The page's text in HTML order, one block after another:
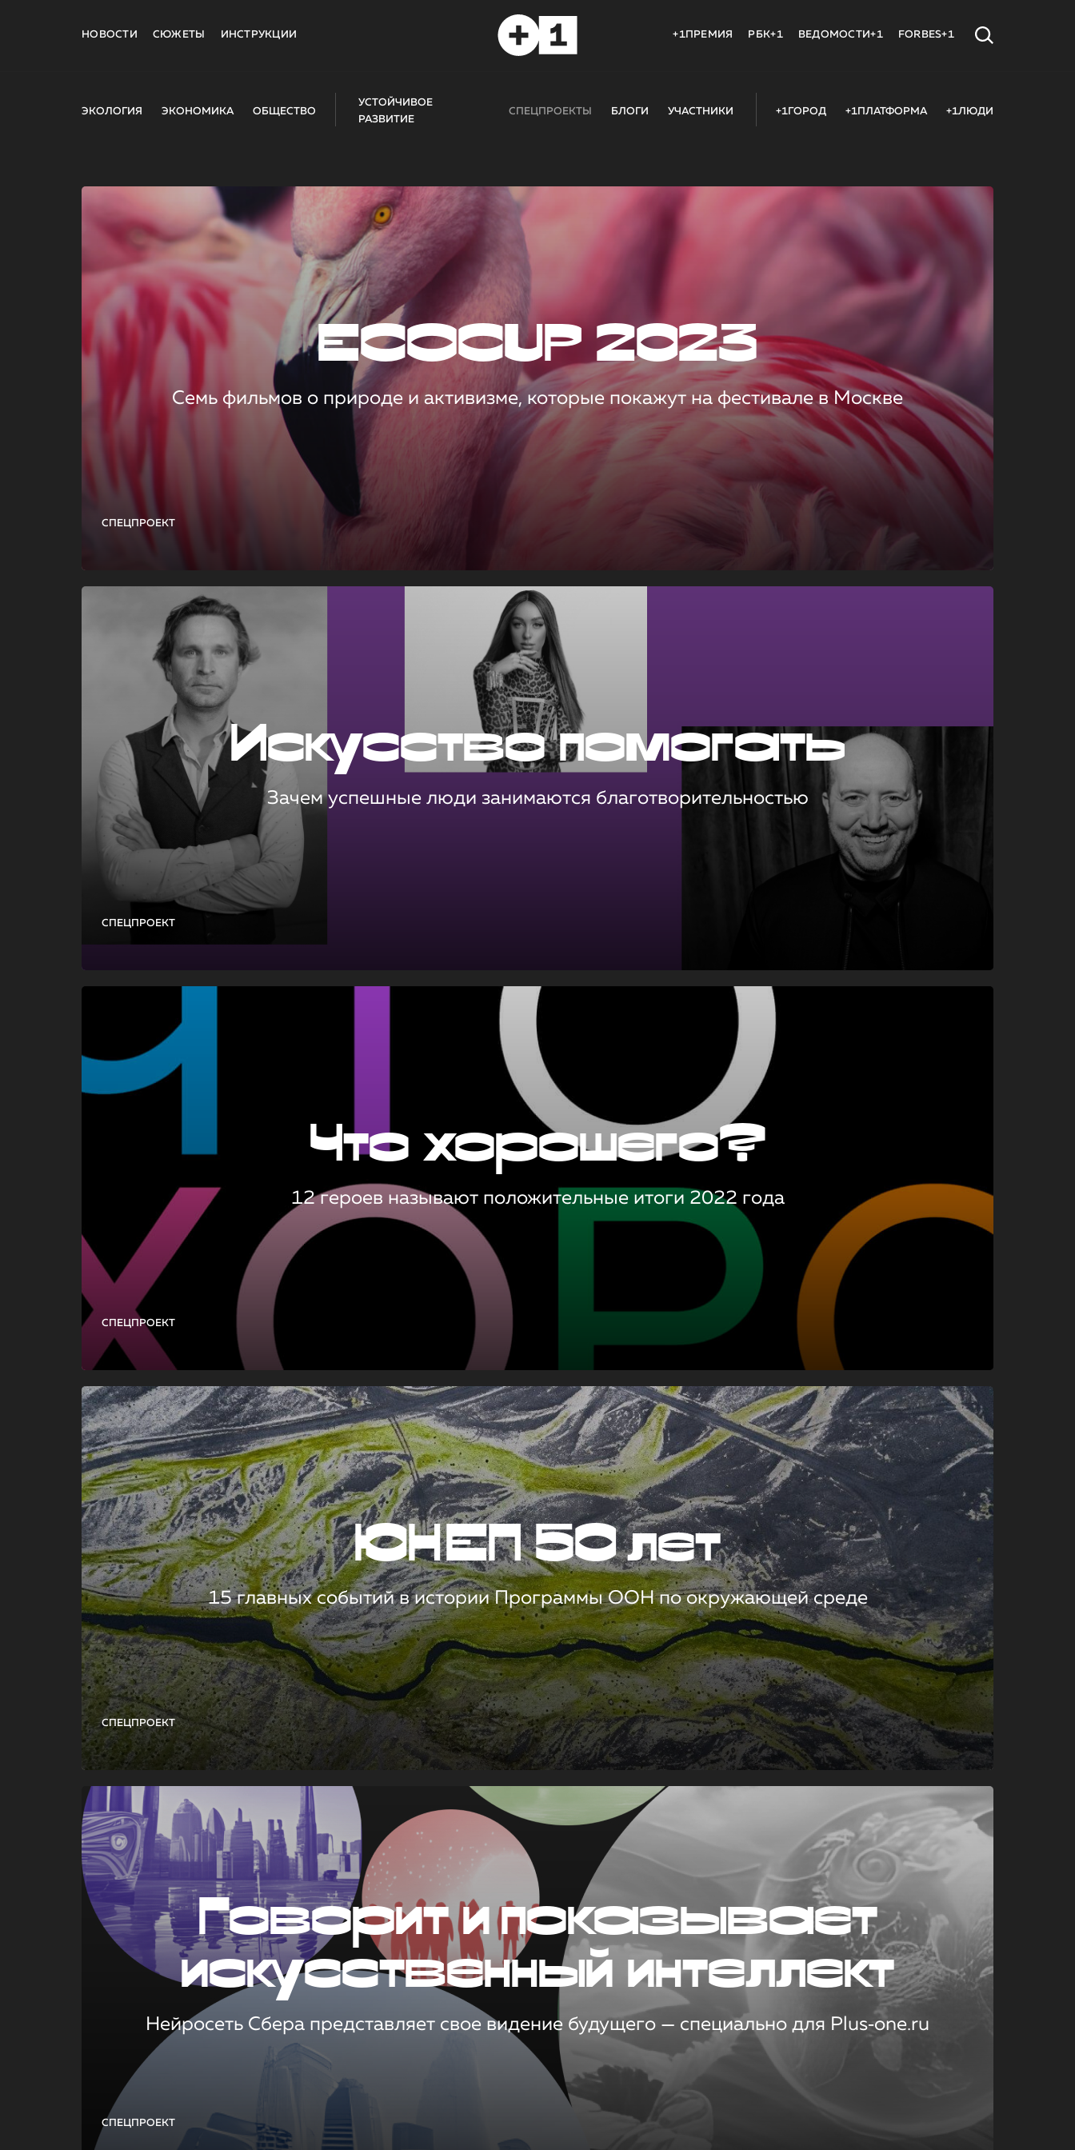
НОВОСТИ СЮЖЕТЫ ИНСТРУКЦИИ +1ПРЕМИЯ РБК+1 ВЕДОМОСТИ+1 FORBES+1
ЭКОЛОГИЯ ЭКОНОМИКА ОБЩЕСТВО
УСТОЙЧИВОЕ
РАЗВИТИЕ
СПЕЦПРОЕКТЫ БЛОГИ УЧАСТНИКИ +1ГОРОД +1ПЛАТФОРМА +1ЛЮДИ
СПЕЦПРОЕКТ
ECOCUP 2023
Семь фильмов о природе и активизме, которые покажут на фестивале в Москве
СПЕЦПРОЕКТ
Искусство помогать
Зачем успешные люди занимаются благотворительностью
СПЕЦПРОЕКТ
Что хорошего?
12 героев называют положительные итоги 2022 года
СПЕЦПРОЕКТ
ЮНЕП 50 лет
15 главных событий в истории Программы ООН по окружающей среде
СПЕЦПРОЕКТ
Говорит и показывает
искусственный интеллект
Нейросеть Сбера представляет свое видение будущего — специально для Plus‑one.ru